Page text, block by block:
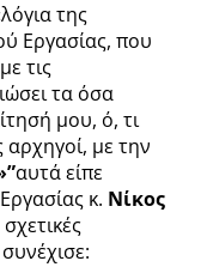
της
Εργασίας, που
τις
τα όσα
μου, ό, τι
αρχηγοί, με την
αυτά είπε
κ. Νίκος